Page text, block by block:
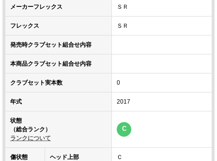
メーカーフレックス ＳＲ
フレックス ＳＲ
発売時クラブセット組合せ内容
本商品クラブセット組合せ内容
クラブセット実本数 0
年式 2017
状態
（総合ランク）
ランクについて
C
傷状態 ヘッド上部 Ｃ